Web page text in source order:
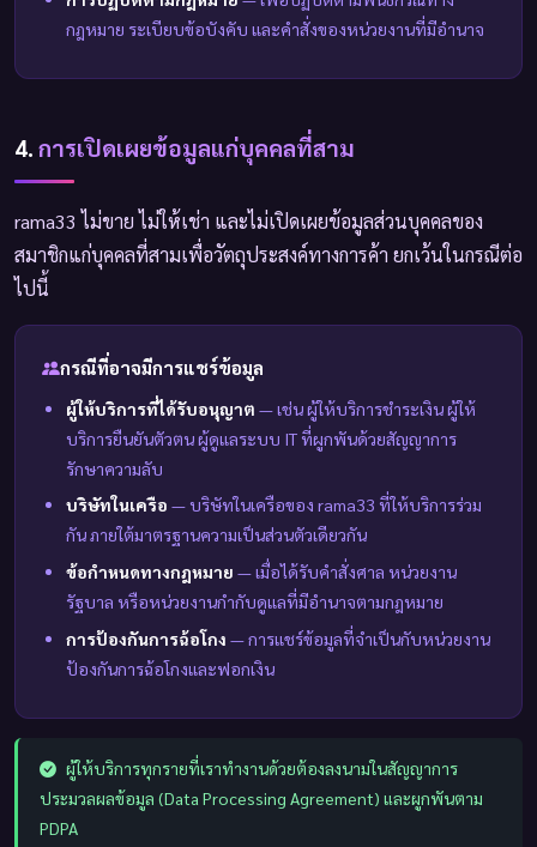
กฎหมาย ระเบียบข้อบังคับ และคำสั่งของหน่วยงานที่มีอำนาจ
4. การเปิดเผยข้อมูลแก่บุคคลที่สาม
rama33 ไม่ขาย ไม่ให้เช่า และไม่เปิดเผยข้อมูลส่วนบุคคลของ
สมาชิกแก่บุคคลที่สามเพื่อวัตถุประสงค์ทางการค้า ยกเว้นในกรณีต่อ
ไปนี้
กรณีที่อาจมีการแชร์ข้อมูล
ผู้ให้บริการที่ได้รับอนุญาต — เช่น ผู้ให้บริการชำระเงิน ผู้ให้
บริการยืนยันตัวตน ผู้ดูแลระบบ IT ที่ผูกพันด้วยสัญญาการ
รักษาความลับ
บริษัทในเครือ — บริษัทในเครือของ rama33 ที่ให้บริการร่วม
กัน ภายใต้มาตรฐานความเป็นส่วนตัวเดียวกัน
ข้อกำหนดทางกฎหมาย — เมื่อได้รับคำสั่งศาล หน่วยงาน
รัฐบาล หรือหน่วยงานกำกับดูแลที่มีอำนาจตามกฎหมาย
การป้องกันการฉ้อโกง — การแชร์ข้อมูลที่จำเป็นกับหน่วยงาน
ป้องกันการฉ้อโกงและฟอกเงิน
ผู้ให้บริการทุกรายที่เราทำงานด้วยต้องลงนามในสัญญาการ
ประมวลผลข้อมูล (Data Processing Agreement) และผูกพันตาม
PDPA